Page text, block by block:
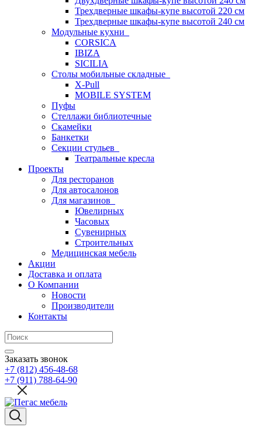
Трехдверные шкафы-купе высотой 220 см
Трехдверные шкафы-купе высотой 240 см
Модульные кухни
CORSICA
IBIZA
SICILIA
Столы мобильные складные
X-Pull
MOBILE SYSTEM
Пуфы
Стеллажи библиотечные
Скамейки
Банкетки
Секции стульев
Театральные кресла
Проекты
Для ресторанов
Для автосалонов
Для магазинов
Ювелирных
Часовых
Сувенирных
Строительных
Медицинская мебель
Акции
Доставка и оплата
О Компании
Новости
Производители
Контакты
Заказать звонок
+7 (812) 456-48-68
+7 (911) 788-64-90